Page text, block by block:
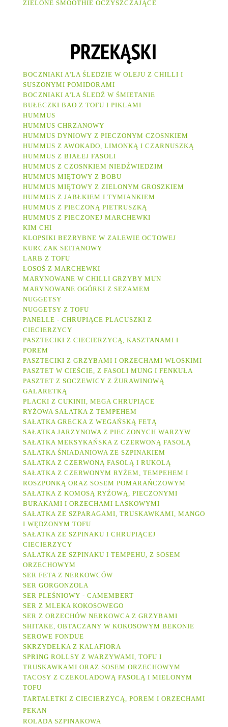
ZIELONE SMOOTHIE OCZYSZCZAJĄCE
BOCZNIAKI A'LA ŚLEDZIE W OLEJU Z CHILLI I
SUSZONYMI POMIDORAMI
BOCZNIAKI A'LA ŚLEDŹ W ŚMIETANIE
BUŁECZKI BAO Z TOFU I PIKLAMI
HUMMUS
HUMMUS CHRZANOWY
HUMMUS DYNIOWY Z PIECZONYM CZOSNKIEM
HUMMUS Z AWOKADO, LIMONKĄ I CZARNUSZKĄ
HUMMUS Z BIAŁEJ FASOLI
HUMMUS Z CZOSNKIEM NIEDŹWIEDZIM
HUMMUS MIĘTOWY Z BOBU
HUMMUS MIĘTOWY Z ZIELONYM GROSZKIEM
HUMMUS Z JABŁKIEM I TYMIANKIEM
HUMMUS Z PIECZONĄ PIETRUSZKĄ
HUMMUS Z PIECZONEJ MARCHEWKI
KIM CHI
KLOPSIKI BEZRYBNE W ZALEWIE OCTOWEJ
KURCZAK SEITANOWY
LARB Z TOFU
ŁOSOŚ Z MARCHEWKI
MARYNOWANE W CHILLI GRZYBY MUN
MARYNOWANE OGÓRKI Z SEZAMEM
NUGGETSY
NUGGETSY Z TOFU
PANELLE - CHRUPIĄCE PLACUSZKI Z
CIECIERZYCY
PASZTECIKI Z CIECIERZYCĄ, KASZTANAMI I
POREM
PASZTECIKI Z GRZYBAMI I ORZECHAMI WŁOSKIMI
PASZTET W CIEŚCIE, Z FASOLI MUNG I FENKUŁA
PASZTET Z SOCZEWICY Z ŻURAWINOWĄ
GALARETKĄ
PLACKI Z CUKINII, MEGA CHRUPIĄCE
RYŻOWA SAŁATKA Z TEMPEHEM
SAŁATKA GRECKA Z WEGAŃSKĄ FETĄ
SAŁATKA JARZYNOWA Z PIECZONYCH WARZYW
SAŁATKA MEKSYKAŃSKA Z CZERWONĄ FASOLĄ
SAŁATKA ŚNIADANIOWA ZE SZPINAKIEM
SAŁATKA Z CZERWONĄ FASOLĄ I RUKOLĄ
SAŁATKA Z CZERWONYM RYŻEM, TEMPEHEM I
ROSZPONKĄ ORAZ SOSEM POMARAŃCZOWYM
SAŁATKA Z KOMOSĄ RYŹOWĄ, PIECZONYMI
BURAKAMI I ORZECHAMI LASKOWYMI
SAŁATKA ZE SZPARAGAMI, TRUSKAWKAMI, MANGO
I WĘDZONYM TOFU
SAŁATKA ZE SZPINAKU I CHRUPIĄCEJ
CIECIERZYCY
SAŁATKA ZE SZPINAKU I TEMPEHU, Z SOSEM
ORZECHOWYM
SER FETA Z NERKOWCÓW
SER GORGONZOLA
SER PLEŚNIOWY - CAMEMBERT
SER Z MLEKA KOKOSOWEGO
SER Z ORZECHÓW NERKOWCA Z GRZYBAMI
SHITAKE, OBTACZANY W KOKOSOWYM BEKONIE
SEROWE FONDUE
SKRZYDEŁKA Z KALAFIORA
SPRING ROLLSY Z WARZYWAMI, TOFU I
TRUSKAWKAMI ORAZ SOSEM ORZECHOWYM
TACOSY Z CZEKOLADOWĄ FASOLĄ I MIELONYM
TOFU
TARTALETKI Z CIECIERZYCĄ, POREM I ORZECHAMI
PEKAN
ROLADA SZPINAKOWA